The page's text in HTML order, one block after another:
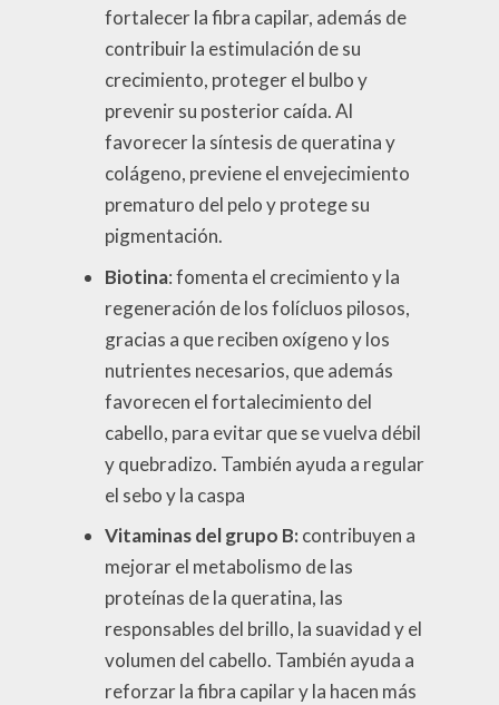
fortalecer la fibra capilar, además de
contribuir la estimulación de su
crecimiento, proteger el bulbo y
prevenir su posterior caída. Al
favorecer la síntesis de queratina y
colágeno, previene el envejecimiento
prematuro del pelo y protege su
pigmentación.
Biotina: fomenta el crecimiento y la
regeneración de los folícluos pilosos,
gracias a que reciben oxígeno y los
nutrientes necesarios, que además
favorecen el fortalecimiento del
cabello, para evitar que se vuelva débil
y quebradizo. También ayuda a regular
el sebo y la caspa
Vitaminas del grupo B: contribuyen a
mejorar el metabolismo de las
proteínas de la queratina, las
responsables del brillo, la suavidad y el
volumen del cabello. También ayuda a
reforzar la fibra capilar y la hacen más